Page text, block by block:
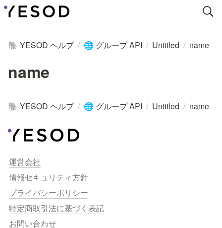
🐘 YESOD ヘルプ / 🌐 グループ API / Untitled / name
name
🐘 YESOD ヘルプ / 🌐 グループ API / Untitled / name
運営会社
情報セキュリティ方針
プライバシーポリシー
特定商取引法に基づく表記
お問い合わせ